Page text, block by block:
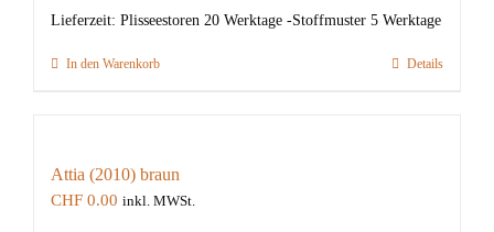
Lieferzeit: Plisseestoren 20 Werktage -Stoffmuster 5 Werktage
In den Warenkorb Details
Attia (2010) braun
CHF 0.00 inkl. MWSt.